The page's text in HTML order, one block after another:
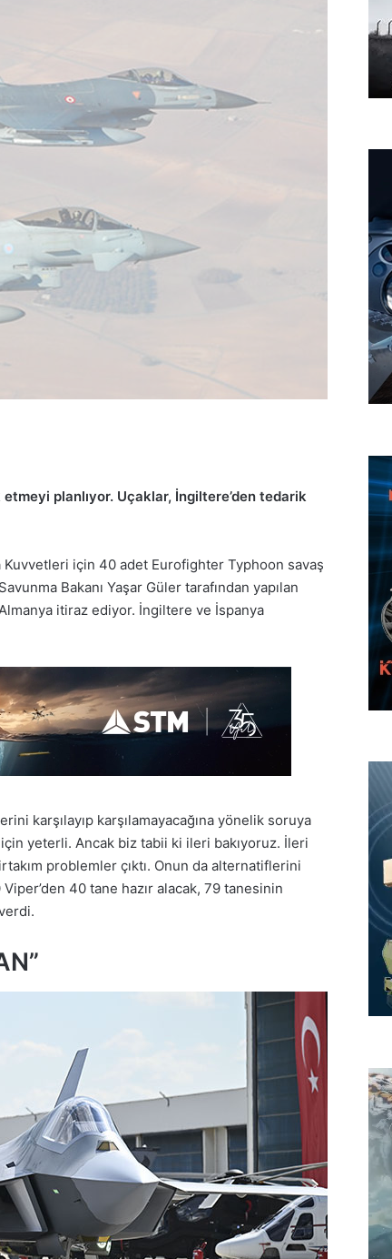
planlıyor. Uçaklar, İngiltere’den tedarik
Kuvvetleri için 40 adet Eurofighter Typhoon savaş
Bakanı Yaşar Güler tarafından yapılan
itiraz ediyor. İngiltere ve İspanya
karşılayıp karşılamayacağına yönelik soruya
için yeterli. Ancak biz tabii ki ileri bakıyoruz. İleri
problemler çıktı. Onun da alternatiflerini
40 tane hazır alacak, 79 tanesinin